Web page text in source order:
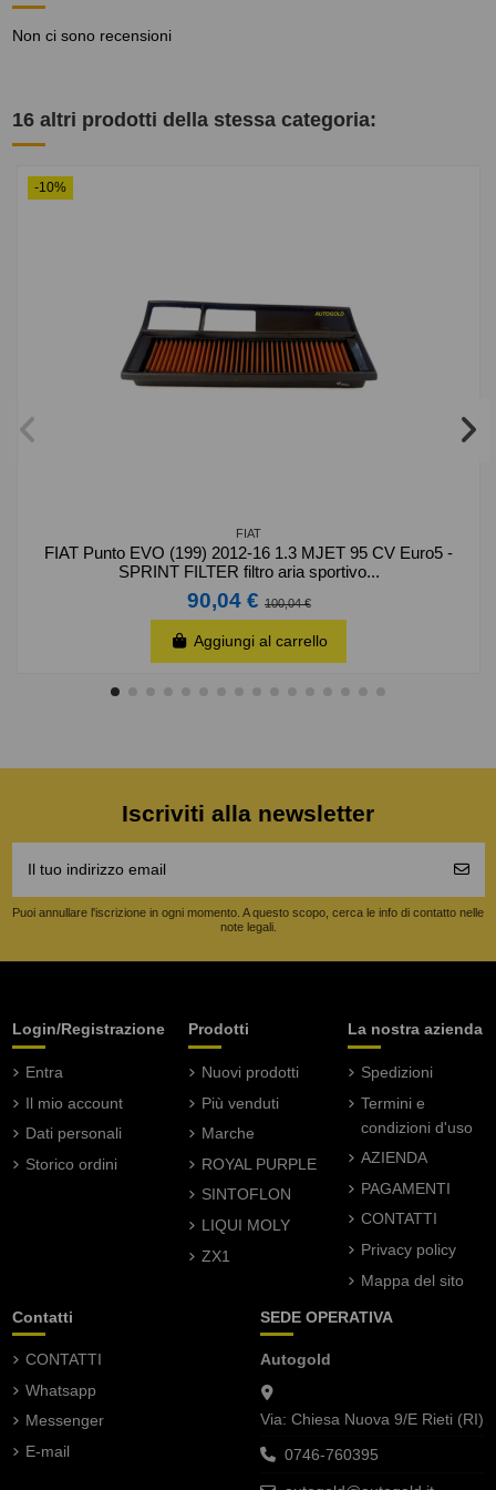
Non ci sono recensioni
16 altri prodotti della stessa categoria:
-10%
FIAT
FIAT Punto EVO (199) 2012-16 1.3 MJET 95 CV Euro5 -
SPRINT FILTER filtro aria sportivo...
90,04 € 100,04 €
Aggiungi al carrello
Iscriviti alla newsletter
Puoi annullare l'iscrizione in ogni momento. A questo scopo, cerca le info di contatto nelle
note legali.
Login/Registrazione
Entra
Il mio account
Dati personali
Storico ordini
Prodotti
Nuovi prodotti
Più venduti
Marche
ROYAL PURPLE
SINTOFLON
LIQUI MOLY
ZX1
La nostra azienda
Spedizioni
Termini e
condizioni d'uso
AZIENDA
PAGAMENTI
CONTATTI
Privacy policy
Mappa del sito
Contatti
CONTATTI
Whatsapp
Messenger
E-mail
SEDE OPERATIVA
Autogold
Via: Chiesa Nuova 9/E Rieti (RI)
0746-760395